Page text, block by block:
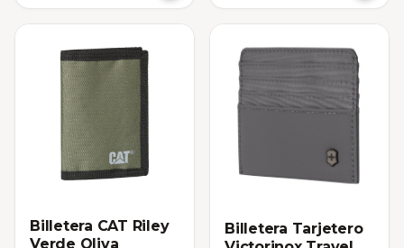
Billetera CAT Riley
Verde Oliva
Billetera Tarjetero